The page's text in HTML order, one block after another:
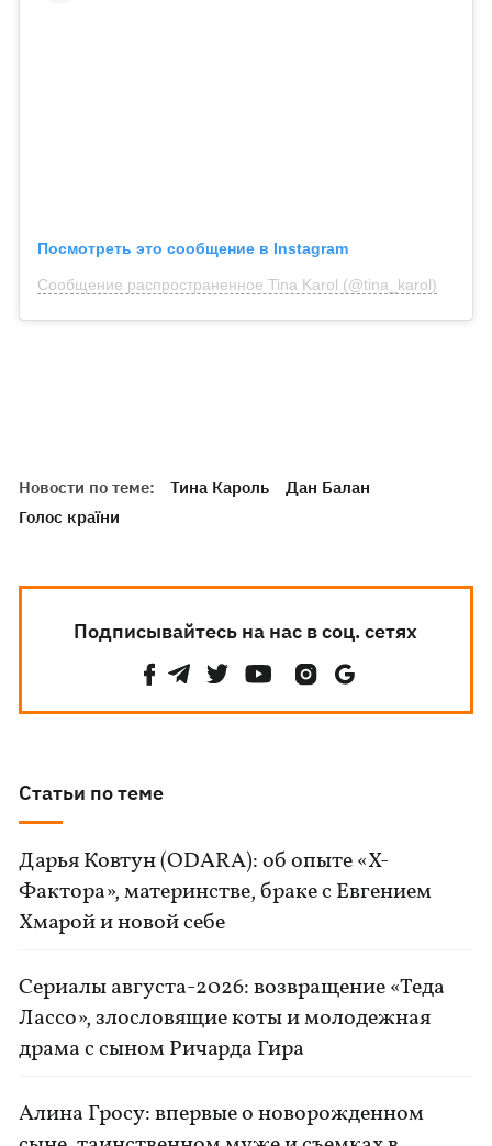
Посмотреть это сообщение в Instagram
Сообщение распространенное Tina Karol (@tina_karol)
Новости по теме: Тина Кароль
Дан Балан
Голос країни
Подписывайтесь на нас в соц. сетях
Статьи по теме
Дарья Ковтун (ODARA): об опыте «Х-
Фактора», материнстве, браке с Евгением
Хмарой и новой себе
Сериалы августа-2026: возвращение «Теда
Лассо», злословящие коты и молодежная
драма с сыном Ричарда Гира
Алина Гросу: впервые о новорожденном